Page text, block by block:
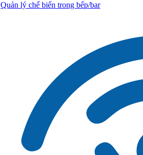
Quản lý chế biến trong bếp/bar